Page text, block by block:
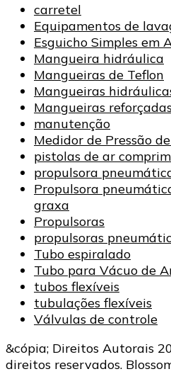
carretel
Equipamentos de
Esguicho Simples em
Mangueira hidráulica
Mangueiras de Teflon
Mangueiras
Mangueiras
manutenção
Medidor de Pressão
pistolas de ar
propulsora
Propulsora
graxa
Propulsoras
propulsoras
Tubo espiralado
Tubo para Vácuo de
tubos flexíveis
tubulações flexíveis
Válvulas de controle
&cópia; Direitos Autorais
direitos reservados.